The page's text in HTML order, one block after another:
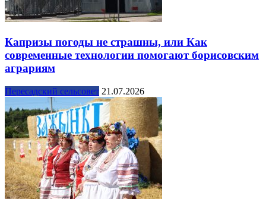
Капризы погоды не страшны, или Как
современные технологии помогают борисовским
аграриям
Пересадский сельсовет 21.07.2026